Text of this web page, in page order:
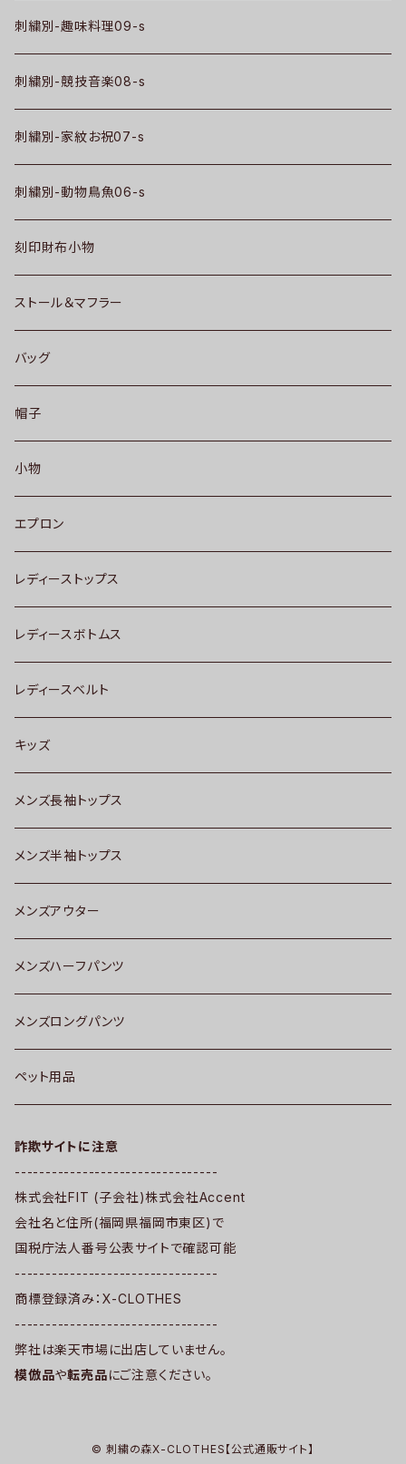
刺繍別-趣味料理09-s
刺繍別-競技音楽08-s
刺繍別-家紋お祝07-s
刺繍別-動物鳥魚06-s
刻印財布小物
ストール＆マフラー
バッグ
帽子
小物
エプロン
レディーストップス
レディースボトムス
レディースベルト
キッズ
メンズ長袖トップス
メンズ半袖トップス
メンズアウター
メンズハーフパンツ
メンズロングパンツ
ペット用品
詐欺サイトに注意
---------------------------------
株式会社FIT (子会社)株式会社Accent
会社名と住所(福岡県福岡市東区)で
国税庁法人番号公表サイトで確認可能
---------------------------------
商標登録済み：X-CLOTHES
---------------------------------
弊社は楽天市場に出店していません。
模倣品や転売品にご注意ください。
© 刺繍の森X-CLOTHES【公式通販サイト】